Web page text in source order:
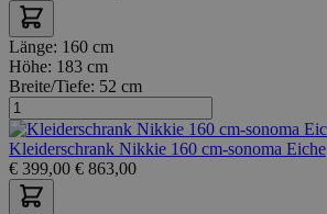
Länge: 160 cm
Höhe: 183 cm
Breite/Tiefe: 52 cm
Kleiderschrank Nikkie 160 cm-sonoma Eiche
€ 399,00 € 863,00